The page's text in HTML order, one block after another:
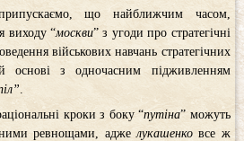
що найближчим часом,
виходу “москви” з угоди про стратегічні
військових навчань стратегічних
основі з одночасним підживленням
кроки з боку “путіна” можуть
ревнощами, адже лукашенковсе ж